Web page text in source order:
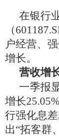
在银行
（
户经营、
增长。
营收增
一季报
增长
行强化息
出“拓客群